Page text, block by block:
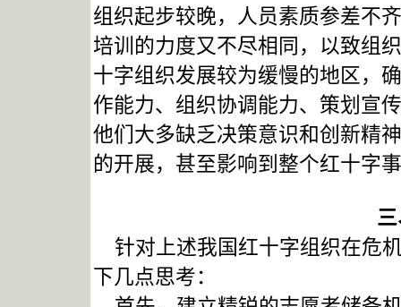
组织起步较晚，人员素质参差不
培训的力度又不尽相同，以致组
十字组织发展较为缓慢的地区，
作能力、组织协调能力、策划宣
他们大多缺乏决策意识和创新精神
的开展，甚至影响到整个红十字
针对上述我国红十字组织在危
下几点思考：